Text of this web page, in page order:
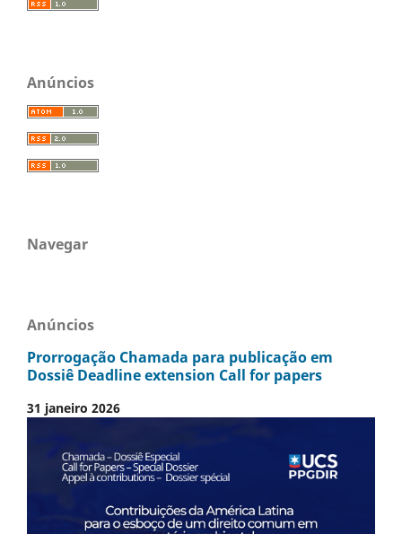
Anúncios
Navegar
Anúncios
Prorrogação Chamada para publicação em
Dossiê Deadline extension Call for papers
31 janeiro 2026